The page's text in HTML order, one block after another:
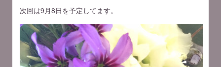
次回は9月8日を予定してます。